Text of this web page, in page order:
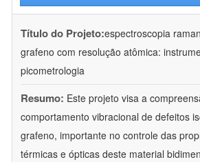
Título do Projeto:espectroscopia
grafeno com resolução atômica:
picometrologia
Resumo: Este projeto visa a
comportamento vibracional de defeitos
grafeno, importante no controle das
térmicas e ópticas deste material